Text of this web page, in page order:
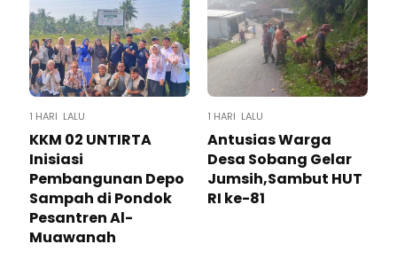
1 HARI LALU
KKM 02 UNTIRTA
Inisiasi
Pembangunan Depo
Sampah di Pondok
Pesantren Al-
Muawanah
1 HARI LALU
Antusias Warga
Desa Sobang Gelar
Jumsih,Sambut HUT
RI ke-81